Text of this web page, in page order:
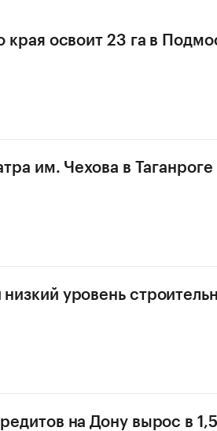
освоит 23 га в
им. Чехова в Таганроге
уровень
на Дону вырос в 1,5